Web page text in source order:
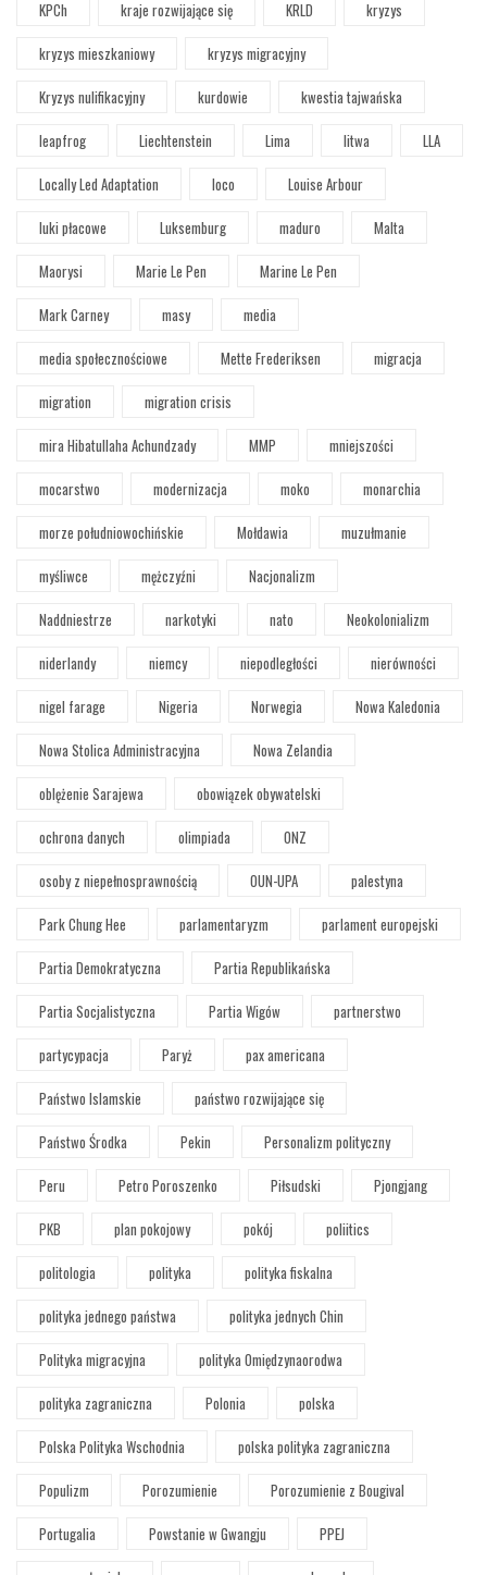
KPCh
kraje rozwijające się KRLD
kryzys
kryzys mieszkaniowy
kryzys migracyjny
Kryzys nulifikacyjny
kurdowie
kwestia tajwańska
leapfrog
Liechtenstein Lima litwa
LLA
Locally Led Adaptation
loco
Louise Arbour
luki płacowe
Luksemburg maduro
Malta
Maorysi
Marie Le Pen
Marine Le Pen
Mark Carney
masy
media
media społecznościowe
Mette Frederiksen
migracja
migration
migration crisis
mira Hibatullaha Achundzady
MMP
mniejszości
mocarstwo
modernizacja moko
monarchia
morze południowochińskie
Mołdawia
muzułmanie
myśliwce
mężczyźni
Nacjonalizm
Naddniestrze
narkotyki nato
Neokolonializm
niderlandy
niemcy niepodległości
nierówności
nigel farage
Nigeria Norwegia
Nowa Kaledonia
Nowa Stolica Administracyjna
Nowa Zelandia
oblężenie Sarajewa
obowiązek obywatelski
ochrona danych
olimpiada
ONZ
osoby z niepełnosprawnością
OUN-UPA
palestyna
Park Chung Hee
parlamentaryzm
parlament europejski
Partia Demokratyczna
Partia Republikańska
Partia Socjalistyczna
Partia Wigów
partnerstwo
partycypacja
Paryż
pax americana
Państwo Islamskie
państwo rozwijające się
Państwo Środka
Pekin
Personalizm polityczny
Peru
Petro Poroszenko Piłsudski
Pjongjang
PKB
plan pokojowy pokój
poliitics
politologia
polityka
polityka fiskalna
polityka jednego państwa
polityka jednych Chin
Polityka migracyjna
polityka Omiędzynaorodwa
polityka zagraniczna
Polonia
polska
Polska Polityka Wschodnia
polska polityka zagraniczna
Populizm
Porozumienie
Porozumienie z Bougival
Portugalia
Powstanie w Gwangju
PPEJ